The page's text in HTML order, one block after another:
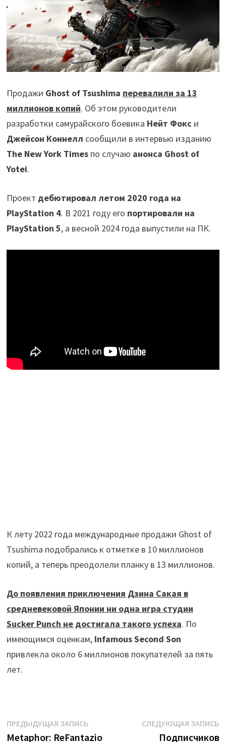
Продажи Ghost of Tsushima перевалили за 13
миллионов копий. Об этом руководители
разработки самурайского боевика Нейт Фокс и
Джейсон Коннелл сообщили в интервью изданию
The New York Timesпо случаю анонса Ghost of
Yotei.
Проект дебютировал летом 2020 года на
PlayStation 4. В 2021 году его портировали на
PlayStation 5, а весной 2024 года выпустили на ПК.
К лету 2022 года международные продажи Ghost of
Tsushima подобрались к отметке в 10 миллионов
копий, а теперь преодолели планку в 13 миллионов.
До появления приключения Дзина Сакая в
средневековой Японии ни одна игра студии
Sucker Punch не достигала такого успеха. По
имеющимся оценкам,Infamous Second Son
привлекла около 6 миллионов покупателей за пять
лет.
Навигация
ПРЕДЫДУЩАЯ ЗАПИСЬПредыдущая
запись:
Metaphor: ReFantazio
СЛЕДУЮЩАЯ ЗАПИСЬ
Подписчиков